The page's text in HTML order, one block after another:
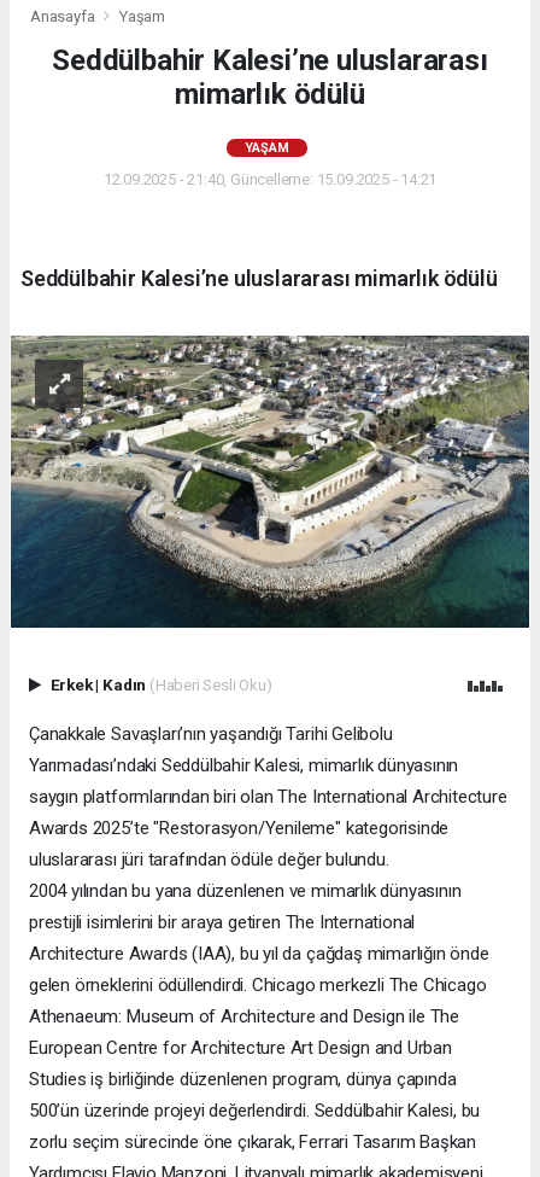
Anasayfa Yaşam
Seddülbahir Kalesi’ne uluslararası
mimarlık ödülü
YAŞAM
12.09.2025 - 21:40, Güncelleme: 15.09.2025 - 14:21
Seddülbahir Kalesi’ne uluslararası mimarlık ödülü
Erkek| Kadın (Haberi Sesli Oku)
Çanakkale Savaşları’nın yaşandığı Tarihi Gelibolu
Yarımadası’ndaki Seddülbahir Kalesi, mimarlık dünyasının
saygın platformlarından biri olan The International Architecture
Awards 2025’te "Restorasyon/Yenileme" kategorisinde
uluslararası jüri tarafından ödüle değer bulundu.
2004 yılından bu yana düzenlenen ve mimarlık dünyasının
prestijli isimlerini bir araya getiren The International
Architecture Awards (IAA), bu yıl da çağdaş mimarlığın önde
gelen örneklerini ödüllendirdi. Chicago merkezli The Chicago
Athenaeum: Museum of Architecture and Design ile The
European Centre for Architecture Art Design and Urban
Studies iş birliğinde düzenlenen program, dünya çapında
500’ün üzerinde projeyi değerlendirdi. Seddülbahir Kalesi, bu
zorlu seçim sürecinde öne çıkarak, Ferrari Tasarım Başkan